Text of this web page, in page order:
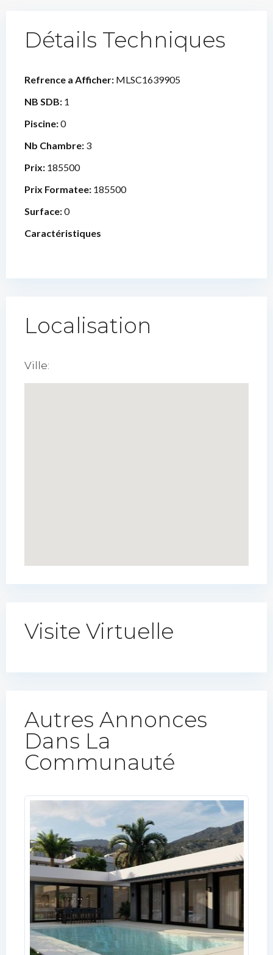
Détails Techniques
Refrence a Afficher: MLSC1639905
NB SDB: 1
Piscine:0
Nb Chambre: 3
Prix: 185500
Prix Formatee: 185500
Surface:0
Caractéristiques
Localisation
Ville:
Visite Virtuelle
Autres Annonces
Dans La
Communauté​